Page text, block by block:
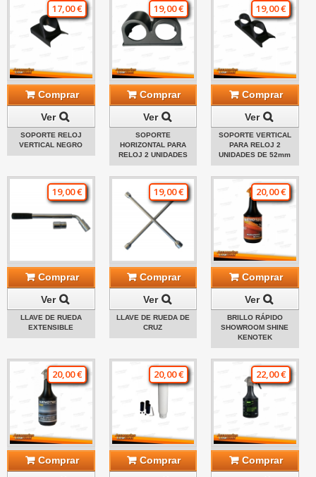
17,00 €
Comprar
Ver
SOPORTE RELOJ
VERTICAL NEGRO
19,00 €
Comprar
Ver
SOPORTE
HORIZONTAL PARA
RELOJ 2 UNIDADES
19,00 €
Comprar
Ver
SOPORTE VERTICAL
PARA RELOJ 2
UNIDADES DE 52mm
19,00 €
Comprar
Ver
LLAVE DE RUEDA
EXTENSIBLE
19,00 €
Comprar
Ver
LLAVE DE RUEDA DE
CRUZ
20,00 €
Comprar
Ver
BRILLO RÁPIDO
SHOWROOM SHINE
KENOTEK
20,00 €
Comprar
20,00 €
Comprar
22,00 €
Comprar